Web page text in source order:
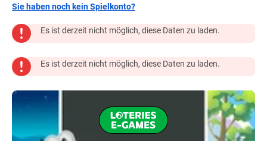
Sie haben noch kein Spielkonto?
Es ist derzeit nicht möglich, diese Daten zu laden.
Es ist derzeit nicht möglich, diese Daten zu laden.